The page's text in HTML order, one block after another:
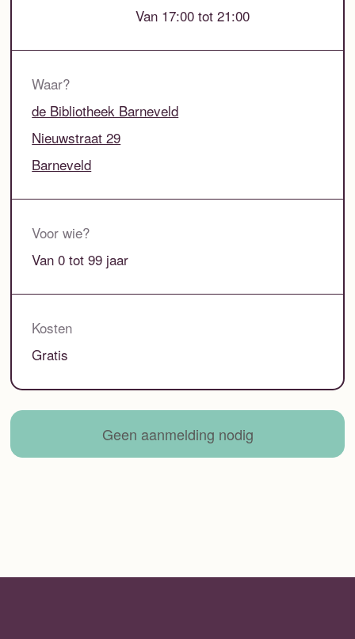
Van 17:00 tot 21:00
Waar?
de Bibliotheek Barneveld
Nieuwstraat 29
Barneveld
Voor wie?
Van 0 tot 99 jaar
Kosten
Gratis
Geen aanmelding nodig